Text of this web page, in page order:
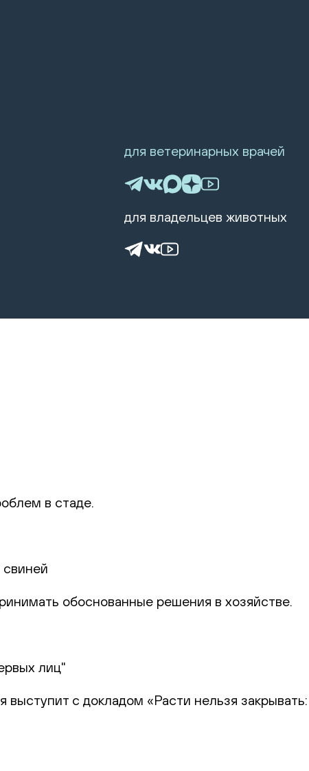
для ветеринарных врачей
для владельцев животных
в стаде.
обоснованные решения в хозяйстве.
лиц"
с докладом «Расти нельзя закрывать: